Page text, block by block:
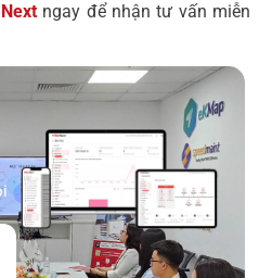
ngay để nhận tư vấn miễn